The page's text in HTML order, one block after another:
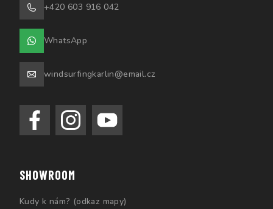
+420 603 916 042
WhatsApp
windsurfingkarlin@email.cz
SHOWROOM
Kudy k nám? (odkaz mapy)